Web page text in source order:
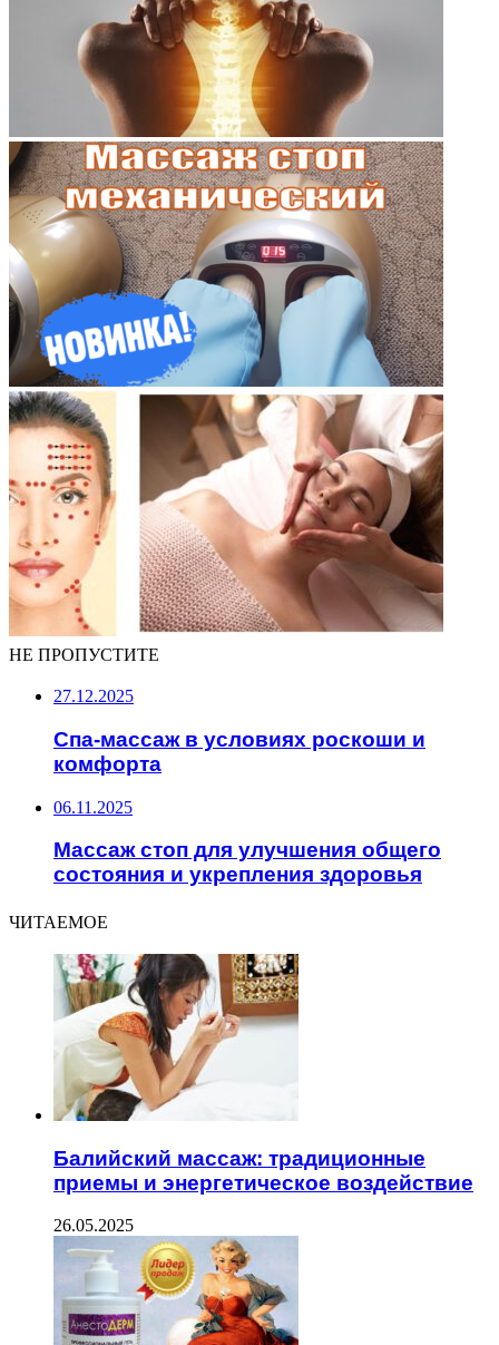
НЕ ПРОПУСТИТЕ
27.12.2025
Спа-массаж в условиях роскоши и
комфорта
06.11.2025
Массаж стоп для улучшения общего
состояния и укрепления здоровья
ЧИТАЕМОЕ
Балийский массаж: традиционные
приемы и энергетическое воздействие
26.05.2025